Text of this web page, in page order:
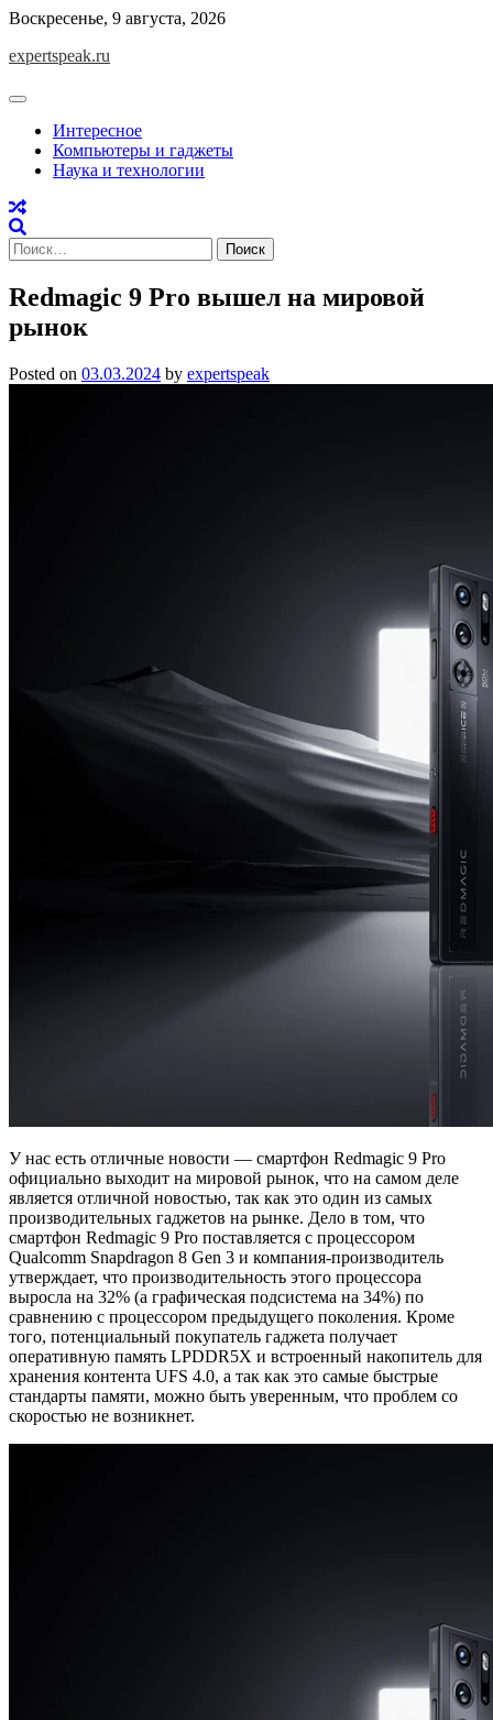
Skip
content
Воскресенье, 9 августа, 2026
expertspeak.ru
Интересное
Компьютеры и гаджеты
Наука и технологии
Найти:
Redmagic 9 Pro вышел на мировой
рынок
Posted on 03.03.2024 by expertspeak
У нас есть отличные новости — смартфон Redmagic 9 Pro
официально выходит на мировой рынок, что на самом деле
является отличной новостью, так как это один из самых
производительных гаджетов на рынке. Дело в том, что
смартфон Redmagic 9 Pro поставляется с процессором
Qualcomm Snapdragon 8 Gen 3 и компания-производитель
утверждает, что производительность этого процессора
выросла на 32% (а графическая подсистема на 34%) по
сравнению с процессором предыдущего поколения. Кроме
того, потенциальный покупатель гаджета получает
оперативную память LPDDR5X и встроенный накопитель для
хранения контента UFS 4.0, а так как это самые быстрые
стандарты памяти, можно быть уверенным, что проблем со
скоростью не возникнет.